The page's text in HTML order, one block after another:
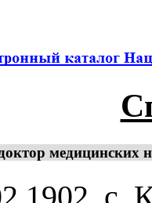
медицинских